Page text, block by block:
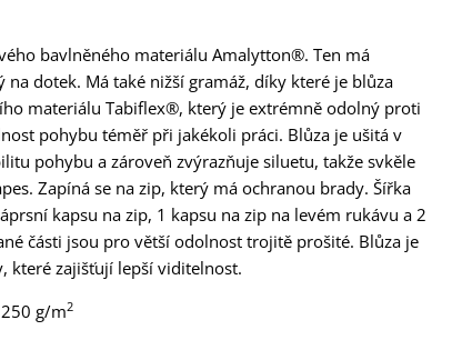
bavlněného materiálu Amalytton®. Ten má
dotek. Má také nižší gramáž, díky které je blůza
materiálu Tabiflex®, který je extrémně odolný proti
pohybu téměř při jakékoli práci. Blůza je ušitá v
pohybu a zároveň zvýrazňuje siluetu, takže svkěle
Zapíná se na zip, který má ochranou brady. Šířka
kapsu na zip, 1 kapsu na zip na levém rukávu a 2
části jsou pro větší odolnost trojitě prošité. Blůza je
které zajišťují lepší viditelnost.
g/m2